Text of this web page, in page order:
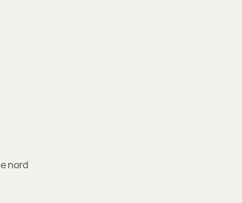
nord